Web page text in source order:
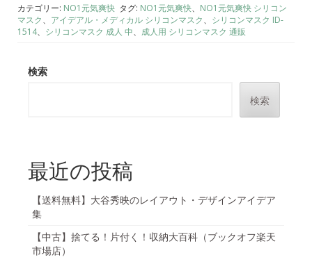
カテゴリー: NO1元気爽快 タグ: NO1元気爽快、 NO1元気爽快 シリコン
マスク、 アイデアル・メディカル シリコンマスク、 シリコンマスク ID-
1514、 シリコンマスク 成人 中、 成人用 シリコンマスク 通販
検索
検索
最近の投稿
【送料無料】大谷秀映のレイアウト・デザインアイデア
集
【中古】捨てる！片付く！収納大百科（ブックオフ楽天
市場店）